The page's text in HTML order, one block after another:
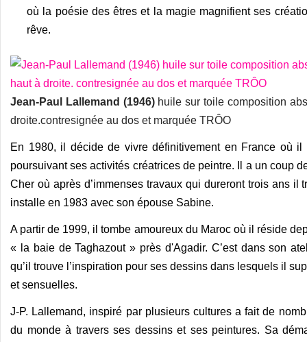
où la poésie des êtres et la magie magnifient ses
rêve.
Jean-Paul Lallemand (1946)huile sur toile composition
droite.contresignée au dos et marquée TRÔO
En 1980, il décide de vivre définitivement en France où
poursuivant ses activités créatrices de peintre. Il a un coup
Cher où après d’immenses travaux qui dureront trois ans il
installe en 1983 avec son épouse Sabine.
A partir de 1999, il tombe amoureux du Maroc où il réside
« la baie de Taghazout » près d'Agadir. C’est dans son
qu’il trouve l’inspiration pour ses dessins dans lesquels il
et sensuelles.
J-P. Lallemand, inspiré par plusieurs cultures a fait de
du monde à travers ses dessins et ses peintures. Sa